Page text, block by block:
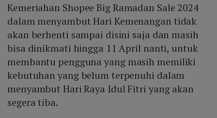
Kemeriahan Shopee Big Ramadan Sale 2024
dalam menyambut Hari Kemenangan tidak
akan berhenti sampai disini saja dan masih
bisa dinikmati hingga 11 April nanti, untuk
membantu pengguna yang masih memiliki
kebutuhan yang belum terpenuhi dalam
menyambut Hari Raya Idul Fitri yang akan
segera tiba.